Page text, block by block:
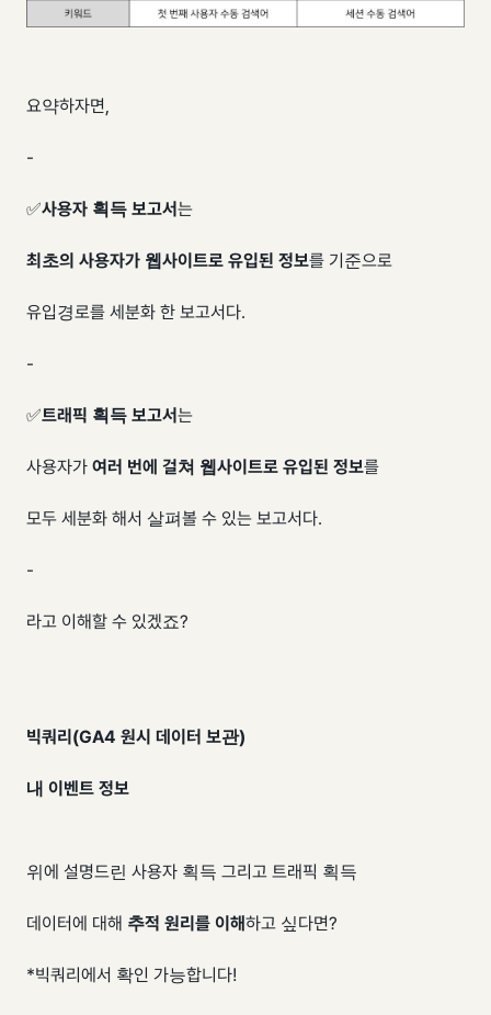
요약하자면,
-
✅사용자 획득 보고서는
최초의 사용자가 웹사이트로 유입된 정보를 기준으로
유입경로를 세분화 한 보고서다.
-
✅트래픽 획득 보고서는
사용자가 여러 번에 걸쳐 웹사이트로 유입된 정보를
모두 세분화 해서 살펴볼 수 있는 보고서다.
-
라고 이해할 수 있겠죠?
빅쿼리(GA4 원시 데이터 보관)
내 이벤트 정보
위에 설명드린 사용자 획득 그리고 트래픽 획득
데이터에 대해 추적 원리를 이해하고 싶다면?
*빅쿼리에서 확인 가능합니다!